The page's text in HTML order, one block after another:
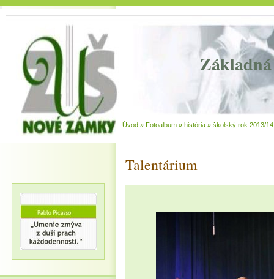
Základná
Úvod » Fotoalbum » história » školský rok 2013/14
Talentárium